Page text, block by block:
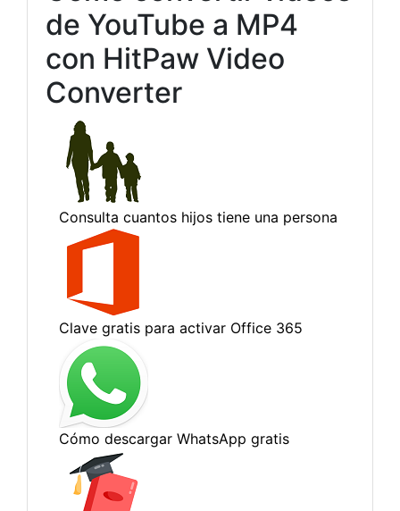
de YouTube a MP4
con HitPaw Video
Converter